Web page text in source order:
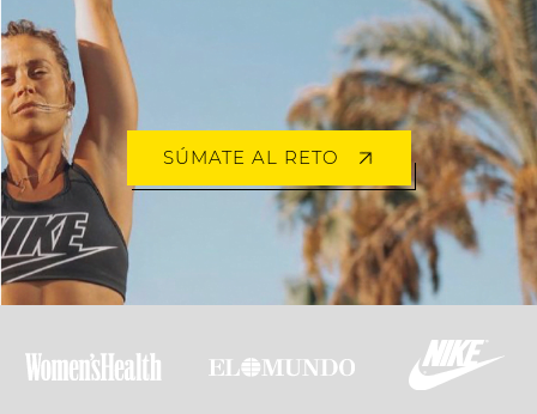
SÚMATE AL RETO